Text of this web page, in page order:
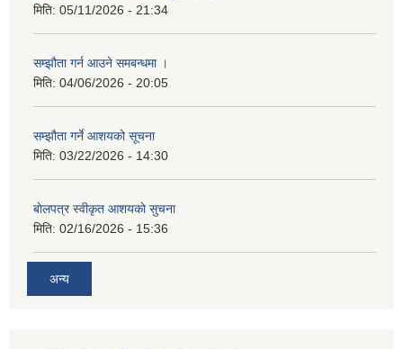
मिति: 05/11/2026 - 21:34
सम्झौता गर्न आउने समबन्धमा ।
मिति: 04/06/2026 - 20:05
सम्झौता गर्ने आशयको सूचना
मिति: 03/22/2026 - 14:30
बाेलपत्र स्वीकृत आशयकाे सुचना
मिति: 02/16/2026 - 15:36
अन्य